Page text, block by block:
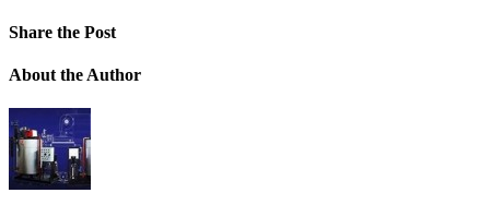
Share the Post
About the Author